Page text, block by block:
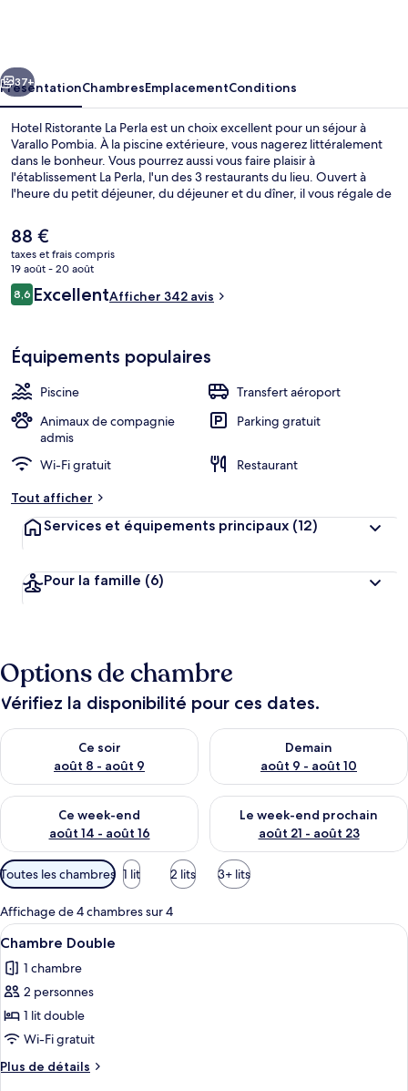
Suivant
37+
PrésentationChambresEmplacementConditions
Hotel Ristorante La Perla est un choix excellent pour un séjour à
Varallo Pombia. À la piscine extérieure, vous nagerez littéralement
dans le bonheur. Vous pourrez aussi vous faire plaisir à
l'établissement La Perla, l'un des 3 restaurants du lieu. Ouvert à
l'heure du petit déjeuner, du déjeuner et du dîner, il vous régale de
place, on trouve un bar en bord de piscine, une piscine pour
enfants et un snack-bar/une épicerie fine. Sympa non ? Les autres
voyageurs ne disent que du bien en ce qui concerne le personnel
attentionné.
Le
prix
actuel
est
de
88 €
taxes et frais compris
19 août - 20 août
Avis
voyageurs
8,68,6 sur 10
ExcellentAfficher 342 avis
Équipements populaires
Piscine
Transfert aéroport
Animaux de compagnie
admis
Parking gratuit
Wi-Fi gratuit
Restaurant
Tout afficher
Services et équipements principaux (12)
Pour la famille (6)
Options de chambre
Vérifiez la disponibilité pour ces dates.
Ce soir
août 8 - août 9
Vérifier la disponibilité pour ce soir août 8 - août 9
Demain
août 9 - août 10
Vérifier la disponibilité pour
Ce week-end
août 14 - août 16
Vérifier la disponibilité pour ce week-end août 14 - août 16
Le week-end prochain
août 21 - août 23
Vérifier la disponibilité pour
Filtres
disponibles
pour
les
chambres
Toutes les chambres 1 lit 2 lits 3+ lits
Affichage de 4 chambres sur 4
Afficher
toutes
les
photos
pour
ce
type
de
Une chambre à coucher avec un lit,
8
Chambre Double
1 chambre
2 personnes
1 lit double
Wi-Fi gratuit
Plus de détails
Plus